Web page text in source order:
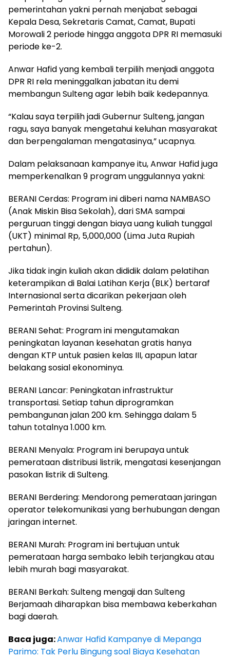
pemerintahan yakni pernah menjabat sebagai
Kepala Desa, Sekretaris Camat, Camat, Bupati
Morowali 2 periode hingga anggota DPR RI memasuki
periode ke-2.
Anwar Hafid yang kembali terpilih menjadi anggota
DPR RI rela meninggalkan jabatan itu demi
membangun Sulteng agar lebih baik kedepannya.
“Kalau saya terpilih jadi Gubernur Sulteng, jangan
ragu, saya banyak mengetahui keluhan masyarakat
dan berpengalaman mengatasinya,” ucapnya.
Dalam pelaksanaan kampanye itu, Anwar Hafid juga
memperkenalkan 9 program unggulannya yakni:
BERANI Cerdas: Program ini diberi nama NAMBASO
(Anak Miskin Bisa Sekolah), dari SMA sampai
perguruan tinggi dengan biaya uang kuliah tunggal
(UKT) minimal Rp, 5,000,000 (Lima Juta Rupiah
pertahun).
Jika tidak ingin kuliah akan dididik dalam pelatihan
keterampikan di Balai Latihan Kerja (BLK) bertaraf
Internasional serta dicarikan pekerjaan oleh
Pemerintah Provinsi Sulteng.
BERANI Sehat: Program ini mengutamakan
peningkatan layanan kesehatan gratis hanya
dengan KTP untuk pasien kelas III, apapun latar
belakang sosial ekonominya.
BERANI Lancar: Peningkatan infrastruktur
transportasi. Setiap tahun diprogramkan
pembangunan jalan 200 km. Sehingga dalam 5
tahun totalnya 1.000 km.
BERANI Menyala: Program ini berupaya untuk
pemerataan distribusi listrik, mengatasi kesenjangan
pasokan listrik di Sulteng.
BERANI Berdering: Mendorong pemerataan jaringan
operator telekomunikasi yang berhubungan dengan
jaringan internet.
BERANI Murah: Program ini bertujuan untuk
pemerataan harga sembako lebih terjangkau atau
lebih murah bagi masyarakat.
BERANI Berkah: Sulteng mengaji dan Sulteng
Berjamaah diharapkan bisa membawa keberkahan
bagi daerah.
Baca juga:Anwar Hafid Kampanye di Mepanga
Parimo: Tak Perlu Bingung soal Biaya Kesehatan